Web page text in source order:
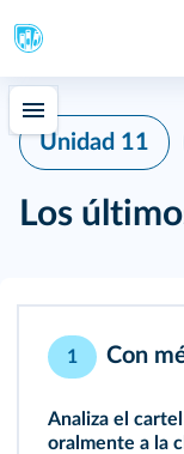
Unidad 11
Los
1 Con
Analiza el
oralmente a la